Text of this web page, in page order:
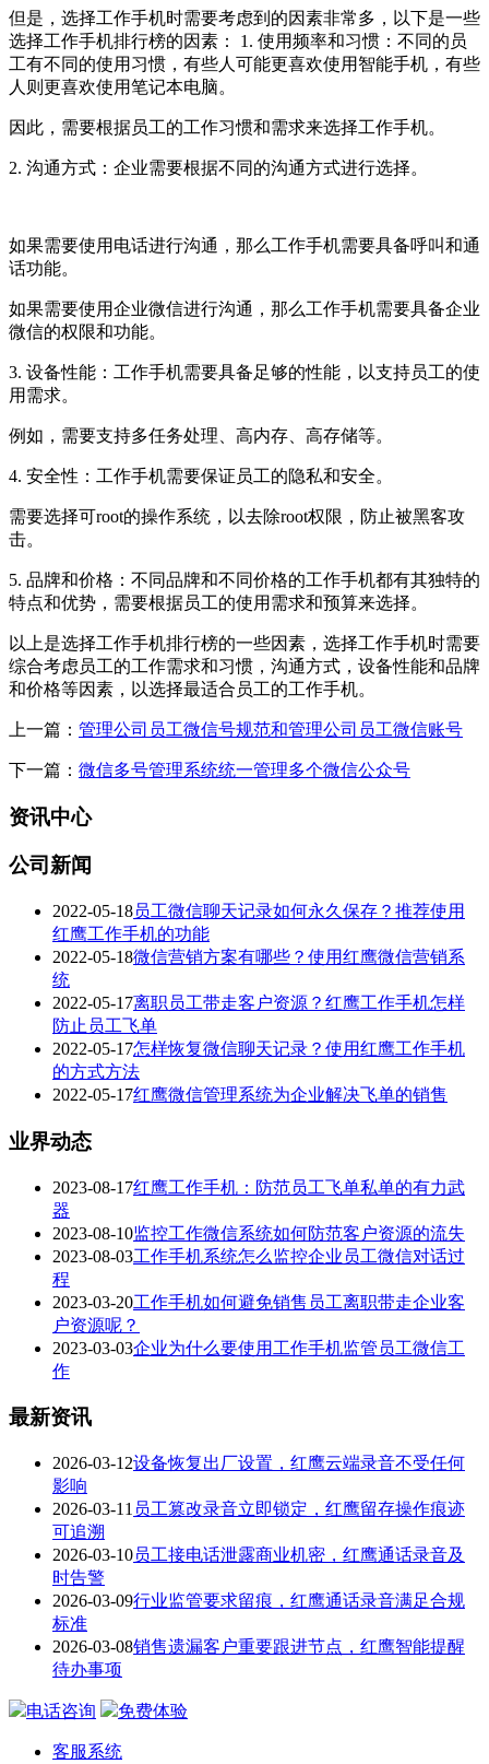
但是，选择工作手机时需要考虑到的因素非常多，以下是一些
选择工作手机排行榜的因素： 1. 使用频率和习惯：不同的员
工有不同的使用习惯，有些人可能更喜欢使用智能手机，有些
人则更喜欢使用笔记本电脑。
因此，需要根据员工的工作习惯和需求来选择工作手机。
2. 沟通方式：企业需要根据不同的沟通方式进行选择。
如果需要使用电话进行沟通，那么工作手机需要具备呼叫和通
话功能。
如果需要使用企业微信进行沟通，那么工作手机需要具备企业
微信的权限和功能。
3. 设备性能：工作手机需要具备足够的性能，以支持员工的使
用需求。
例如，需要支持多任务处理、高内存、高存储等。
4. 安全性：工作手机需要保证员工的隐私和安全。
需要选择可root的操作系统，以去除root权限，防止被黑客攻
击。
5. 品牌和价格：不同品牌和不同价格的工作手机都有其独特的
特点和优势，需要根据员工的使用需求和预算来选择。
以上是选择工作手机排行榜的一些因素，选择工作手机时需要
综合考虑员工的工作需求和习惯，沟通方式，设备性能和品牌
和价格等因素，以选择最适合员工的工作手机。
上一篇： 管理公司员工微信号规范和管理公司员工微信账号
下一篇： 微信多号管理系统统一管理多个微信公众号
资讯中心
公司新闻
2022-05-18员工微信聊天记录如何永久保存？推荐使用
红鹰工作手机的功能
2022-05-18微信营销方案有哪些？使用红鹰微信营销系
统
2022-05-17离职员工带走客户资源？红鹰工作手机怎样
防止员工飞单
2022-05-17怎样恢复微信聊天记录？使用红鹰工作手机
的方式方法
2022-05-17红鹰微信管理系统为企业解决飞单的销售
业界动态
2023-08-17红鹰工作手机：防范员工飞单私单的有力武
器
2023-08-10监控工作微信系统如何防范客户资源的流失
2023-08-03工作手机系统怎么监控企业员工微信对话过
程
2023-03-20工作手机如何避免销售员工离职带走企业客
户资源呢？
2023-03-03企业为什么要使用工作手机监管员工微信工
作
最新资讯
2026-03-12设备恢复出厂设置，红鹰云端录音不受任何
影响
2026-03-11 员工篡改录音立即锁定，红鹰留存操作痕迹
可追溯
2026-03-10员工接电话泄露商业机密，红鹰通话录音及
时告警
2026-03-09行业监管要求留痕，红鹰通话录音满足合规
标准
2026-03-08销售遗漏客户重要跟进节点，红鹰智能提醒
待办事项
电话咨询 免费体验
客服系统